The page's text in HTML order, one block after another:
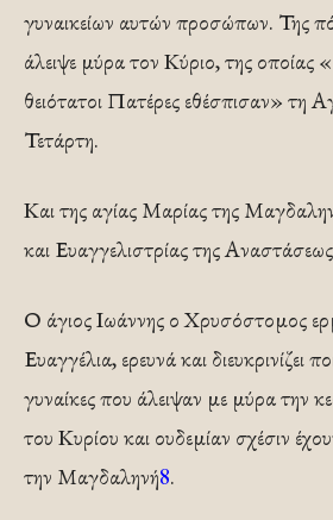
γυναικείων αυτών προσώπων. Της
άλειψε μύρα τον Κύριο, της οποίας
θειότατοι Πατέρες εθέσπισαν» τη
Τετάρτη.
Και της αγίας Μαρίας της
και Ευαγγελιστρίας της
Ο άγιος Ιωάννης ο Χρυσό­στομος
Ευαγγέλια, ερευνά και διευκρινίζει
γυναίκες που ά­λειψαν με μύρα την
του Κυρίου και ουδεμίαν σχέσιν
την Μαγδαληνή8.